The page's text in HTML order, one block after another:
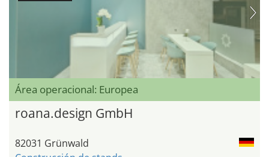
Área operacional: Europea
roana.design GmbH
82031 Grünwald